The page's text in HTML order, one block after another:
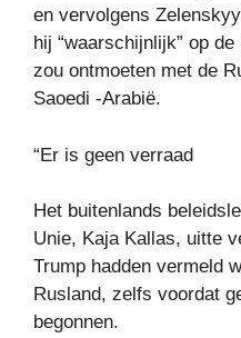
en vervolgens
hij “waarschijnlijk” op
zou ontmoeten met de
Saoedi -Arabië.
“Er is geen verraad
Het buitenlands
Unie, Kaja Kallas, uitte
Trump hadden vermeld
Rusland, zelfs voordat
begonnen.